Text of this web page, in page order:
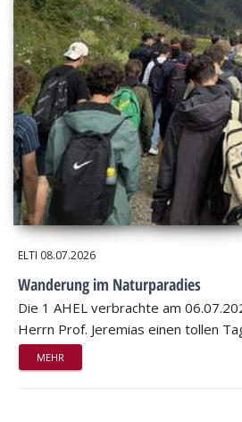
ELTI 08.07.2026
Wanderung im Naturparadies
Die 1 AHEL verbrachte am
Herrn Prof. Jeremias einen tollen
MEHR